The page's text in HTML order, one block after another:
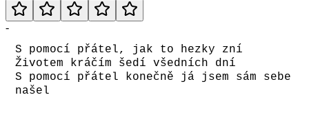
-
S pomocí přátel, jak to hezky zní
Životem kráčím šedí všedních dní
S pomocí přátel konečně já jsem sám sebe
našel